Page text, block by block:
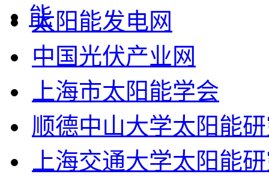
太阳能发电网
中国光伏产业网
上海市太阳能学会
顺德中山大学太阳能
上海交通大学太阳能